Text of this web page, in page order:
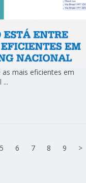
mais eficientes em
...
5 6 7 8 9 >